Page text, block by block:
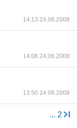
14:13 24.06.2008
14:06 24.06.2008
13:50 24.06.2008
... 2